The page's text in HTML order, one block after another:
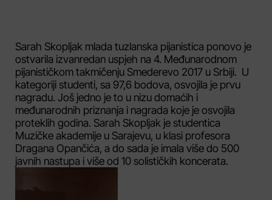
Sarah Skopljak mlada tuzlanska pijanistica ponovo je
ostvarila izvanredan uspjeh na 4. Međunarodnom
pijanističkom takmičenju Smederevo 2017 u Srbiji. U
kategoriji studenti, sa 97,6 bodova, osvojila je prvu
nagradu. Još jedno je to u nizu domaćih i
međunarodnih priznanja i nagrada koje je osvojila
proteklih godina. Sarah Skopljak je studentica
Muzičke akademije u Sarajevu, u klasi profesora
Dragana Opančića, a do sada je imala više do 500
javnih nastupa i više od 10 solističkih koncerata.